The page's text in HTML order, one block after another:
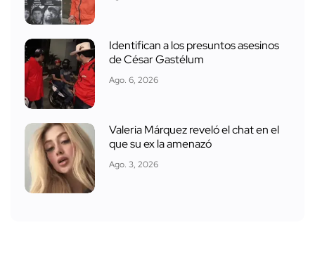
Identifican a los presuntos asesinos
de César Gastélum
Ago. 6, 2026
Valeria Márquez reveló el chat en el
que su ex la amenazó
Ago. 3, 2026